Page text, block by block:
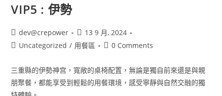
VIP5 : 伊勢
dev@crepower
13 9 月, 2024
Uncategorized / 用餐區 0 Comments
三重縣的伊勢神宫，寬敞的桌椅配置，無論是獨自前來還是與親
朋聚餐，都能享受到輕鬆的用餐環境，感受寧靜與自然交融的獨